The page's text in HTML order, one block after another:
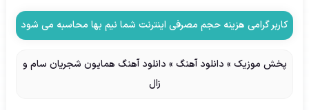
کاربر گرامی هزینه حجم مصرفی اینترنت شما نیم بها محاسبه می شود
پخش موزیک » دانلود آهنگ » دانلود آهنگ همایون شجریان سام و
زال